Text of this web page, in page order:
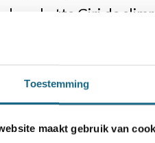
Toestemming
maakt gebruik van
Giri de
vlechten. Met 33…d4
kon
Alekseenko